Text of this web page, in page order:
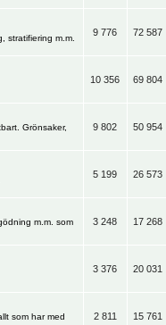
stratifiering m.m.
9 776 72 587
10 356 69 804
Grönsaker,
9 802 50 954
5 199 26 573
m.m. som
3 248 17 268
3 376 20 031
som har med
2 811 15 761